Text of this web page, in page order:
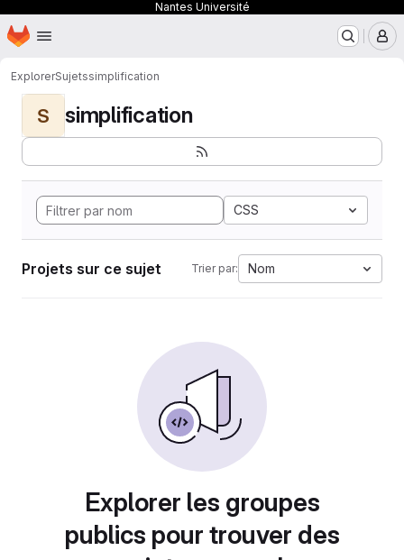
Nantes Université
Passer au contenu principal
Page d'accueil
ExplorerSujetssimplification
S simplification
CSS
Projets sur ce sujet Trier par: Nom
Explorer les groupes
publics pour trouver des